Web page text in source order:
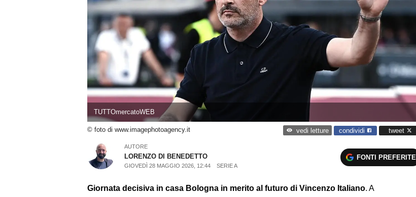
TUTTOmercatoWEB
© foto di www.imagephotoagency.it vedi letture condividi tweet
AUTORE
LORENZO DI BENEDETTO
GIOVEDÌ 28 MAGGIO 2026, 12:44 SERIE A
FONTI PREFERITE
Giornata decisiva in casa Bologna in merito al futuro di Vincenzo Italiano. A